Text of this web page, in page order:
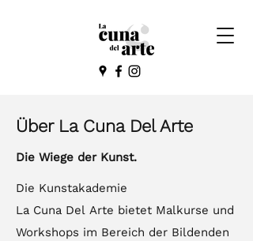
Über La Cuna Del Arte
Die Wiege der Kunst.
Die Kunstakademie
La Cuna Del Arte bietet Malkurse und
Workshops im Bereich der Bildenden